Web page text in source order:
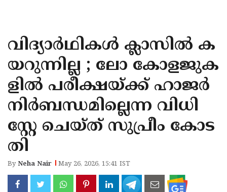
KANNUR
KASARAGOD
വിദ്യാർഥികൾ ക്ലാസിൽ ക
യറുന്നില്ല ; ലോ കോളജുക
ളിൽ പരീക്ഷയ്ക്ക് ഹാജർ
നിർബന്ധമില്ലെന്ന വിധി
സ്റ്റേ ചെയ്ത് സുപ്രീം കോട
തി
ByNeha Nair May 26, 2026, 15:41 IST